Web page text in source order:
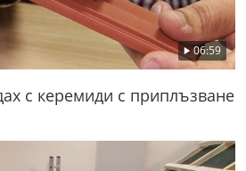
06:59
с керемиди с приплъзване